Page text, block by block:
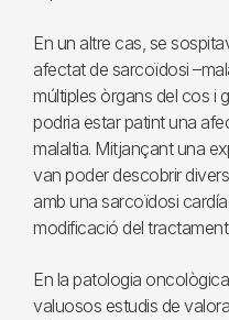
En un altre cas, se
afectat de sarcoïdosi
múltiples òrgans del cos i
podria estar patint una
malaltia. Mitjançant una
van poder descobrir
amb una sarcoïdosi
modificació del tractament.
En la patologia
valuosos estudis de